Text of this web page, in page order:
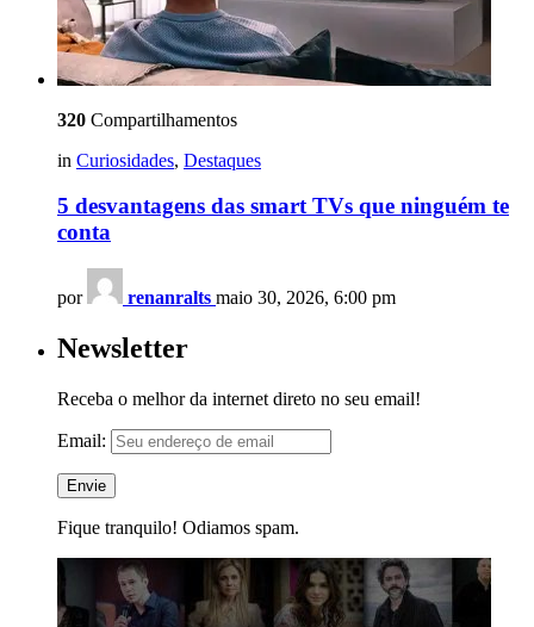
320 Compartilhamentos
in Curiosidades, Destaques
5 desvantagens das smart TVs que ninguém te
conta
por renanralts maio 30, 2026, 6:00 pm
Newsletter
Receba o melhor da internet direto no seu email!
Email:
Fique tranquilo! Odiamos spam.